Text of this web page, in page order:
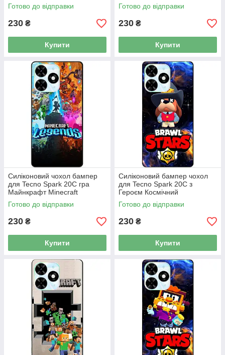
Готово до відправки
230 ₴
Купити
Бравл Ворон
Готово до відправки
230 ₴
Купити
Силіконовий чохол бампер
для Tecno Spark 20C гра
Майнкрафт Minecraft
Готово до відправки
230 ₴
Купити
Силіконовий бампер чохол
для Tecno Spark 20C з
Героєм Космічний
Бравлійськийувальник Гавс
Готово до відправки
230 ₴
Купити